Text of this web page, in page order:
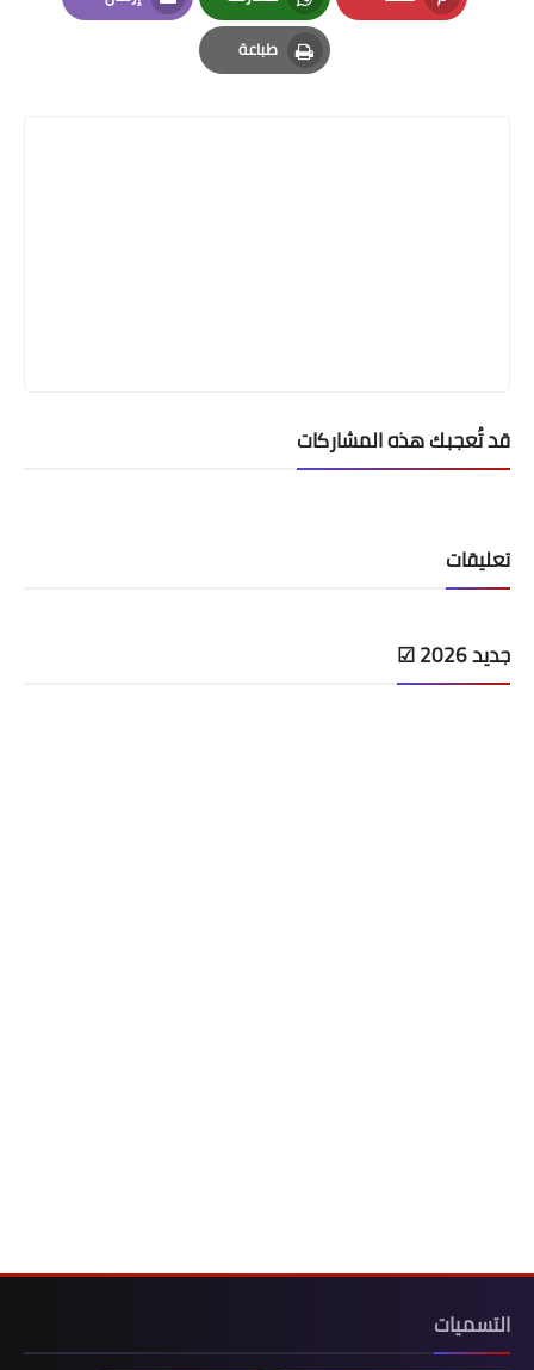
Pinterest
Whatsapp
Email
طباعة
Print
قد تُعجبك هذه المشاركات
تعليقات
جديد 2026 ☑
التسميات